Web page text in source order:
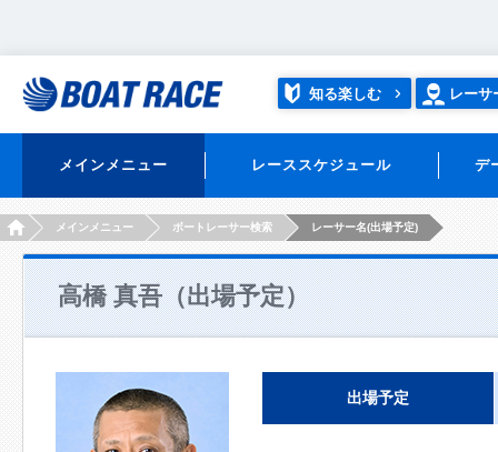
知る楽しむ レーサ
メインメニュー レーススケジュール デ
HOMEメインメニュー ボートレーサー検索 レーサー名(出場予定)
高橋 真吾（出場予定）
出場予定